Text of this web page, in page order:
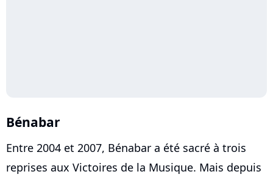
Bénabar
Entre 2004 et 2007, Bénabar a été sacré à trois
reprises aux Victoires de la Musique. Mais depuis